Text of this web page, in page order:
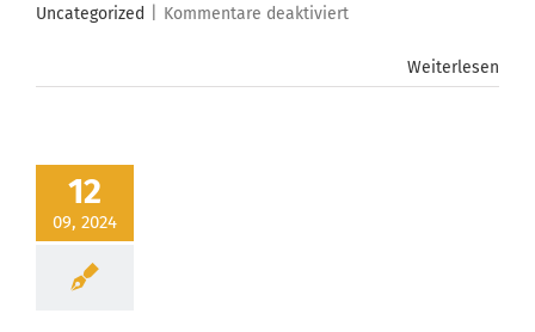
Uncategorized Kommentare deaktiviertfür
LOGO-
Weiterlesen
12
09, 2024